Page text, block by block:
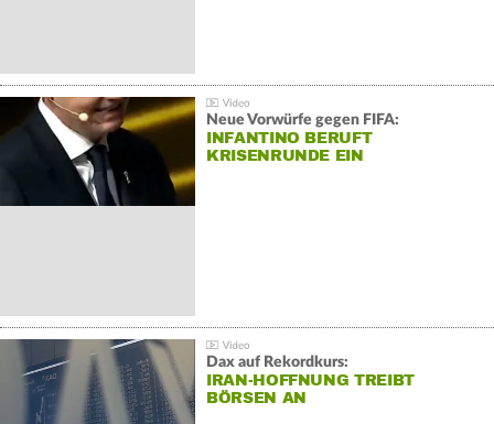
Neue Vorwürfe gegen FIFA:
INFANTINO BERUFT
KRISENRUNDE EIN
Dax auf Rekordkurs:
IRAN-HOFFNUNG TREIBT
BÖRSEN AN